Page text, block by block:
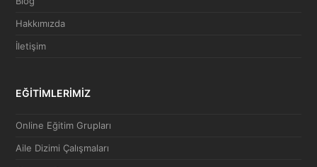
Hakkımızda
İletişim
EĞİTİMLERİMİZ
Online Eğitim Grupları
Aile Dizimi Çalışmaları